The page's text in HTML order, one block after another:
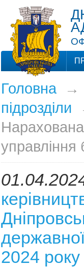
Головна→
підрозділи
Нарахована
управління
2024 року